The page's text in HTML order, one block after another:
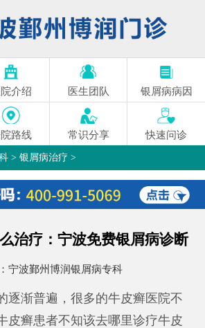
院介绍 医生团队 银屑病病因
路线 常识分享 快速问诊
> 银屑病治疗 >
治疗：宁波免费银屑病诊断
宁波鄞州博润银屑病专科
逐渐普遍，很多的牛皮癣医院不
皮癣患者不知该去哪里诊疗牛皮